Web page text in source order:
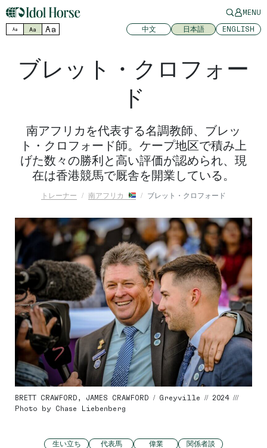
MENU
Aa Aa Aa 中文 日本語 ENGLISH
ブレット・クロフォー
ド
南アフリカを代表する名調教師、ブレッ
ト・クロフォード師。ケープ地区で積み上
げた数々の勝利と高い評価が認められ、現
在は香港競馬で厩舎を開業している。
トレーナー 南アフリカ ブレット・クロフォード
BRETT CRAWFORD, JAMES CRAWFORD / Greyville // 2024 ///
Photo by Chase Liebenberg
生い立ち 代表馬 偉業 関係者談